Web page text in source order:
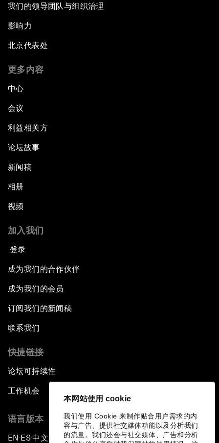
本网站使用 cookie
我们使用 Cookie 来制作贴合用户需求的内
容与广告、提供社交媒体功能以及分析我们
的流量。我们还会与社交媒体、广告和分析
我们的领导团队与组织治理
影响力
北京代表处
更多内容
中心
会议
利益相关方
论坛故事
新闻稿
相册
视频
加入我们
登录
成为我们的合作伙伴
成为我们的会员
订阅我们的新闻稿
联系我们
快捷链接
论坛可持续性
工作机会
语言版本
EN ▪ ES▪中文▪ 日本語